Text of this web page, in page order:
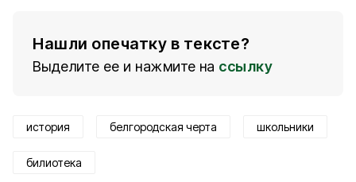
Нашли опечатку в тексте?
Выделите ее и нажмите на ссылку
история белгородская черта школьники
билиотека